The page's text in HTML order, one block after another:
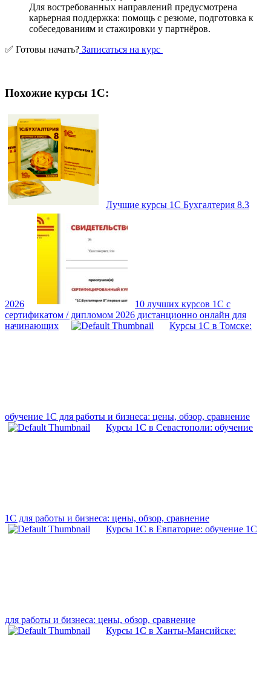
Для востребованных направлений предусмотрена
карьерная поддержка: помощь с резюме, подготовка к
собеседованиям и стажировки у партнёров.
✅ Готовы начать? Записаться на курс
Похожие курсы 1С:
Лучшие курсы 1С Бухгалтерия 8.3
2026
10 лучших курсов 1С с
сертификатом / дипломом 2026 дистанционно онлайн для
начинающих
Курсы 1С в Томске:
обучение 1С для работы и бизнеса: цены, обзор, сравнение
Курсы 1С в Севастополи: обучение
1С для работы и бизнеса: цены, обзор, сравнение
Курсы 1С в Евпаторие: обучение 1С
для работы и бизнеса: цены, обзор, сравнение
Курсы 1С в Ханты-Мансийске: